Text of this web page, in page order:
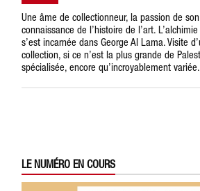
Une âme de collectionneur, la passion de
connaissance de l’histoire de l’art.
s’est incarnée dans George Al Lama. Visite
collection, si ce n’est la plus grande de
spécialisée, encore qu’incroyablement variée.
LE NUMÉRO EN COURS